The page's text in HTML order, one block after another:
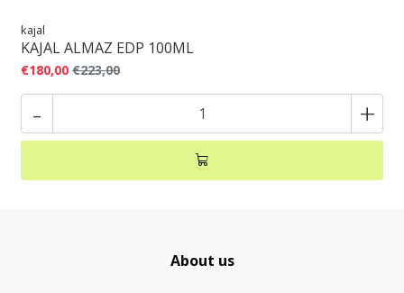
kajal
KAJAL ALMAZ EDP 100ML
€180,00 €223,00
- +
About us